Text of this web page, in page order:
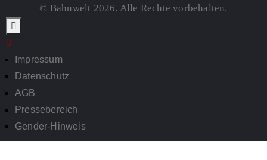
© Bahnwelt 2026. Alle Rechte vorbehalten.
Impressum
Datenschutz
AGB
Pressebereich
Gender-Hinweis